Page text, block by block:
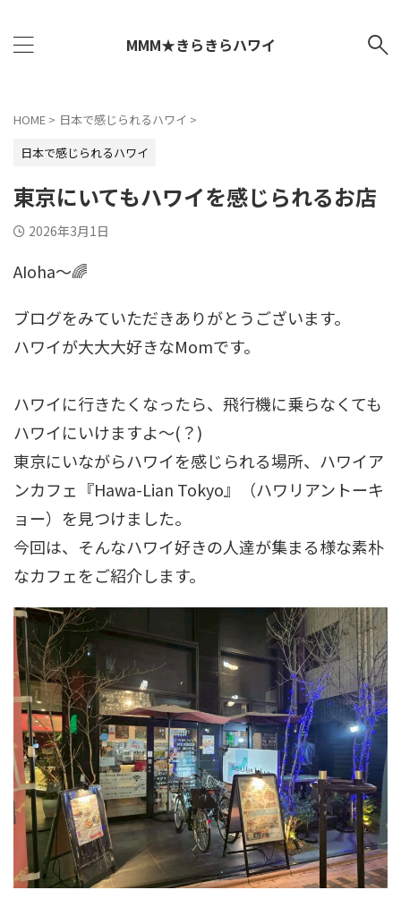
MMM★きらきらハワイ
HOME > 日本で感じられるハワイ >
日本で感じられるハワイ
東京にいてもハワイを感じられるお店
2026年3月1日
AIoha～🌈
ブログをみていただきありがとうございます。
ハワイが大大大好きなMomです。
ハワイに行きたくなったら、飛行機に乗らなくても
ハワイにいけますよ～(？)
東京にいながらハワイを感じられる場所、ハワイア
ンカフェ『Hawa-Lian Tokyo』（ハワリアントーキ
ョー）を見つけました。
今回は、そんなハワイ好きの人達が集まる様な素朴
なカフェをご紹介します。